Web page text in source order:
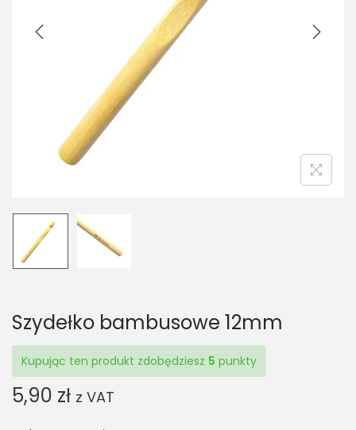
t
i
t
Szydełko bambusowe 12mm
Kupując ten produkt zdobędziesz 5 punkty
5,90 zł z VAT